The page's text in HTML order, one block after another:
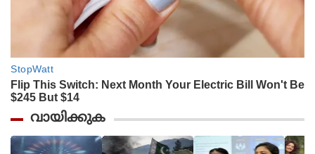
വായിക്കുക